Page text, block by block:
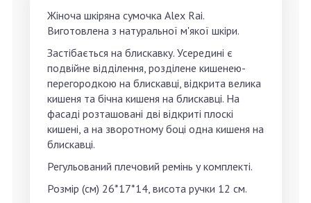
Жіноча шкіряна сумочка Alex Rai.
Виготовлена з натуральної м'якої шкіри.
Застібається на блискавку. Усередині є
подвійне відділення, розділене кишенею-
перегородкою на блискавці, відкрита велика
кишеня та бічна кишеня на блискавці. На
фасаді розташовані дві відкриті плоскі
кишені, а на зворотному боці одна кишеня на
блискавці.
Регульований плечовий ремінь у комплекті.
Розмір (см) 26*17*14, висота ручки 12 см.